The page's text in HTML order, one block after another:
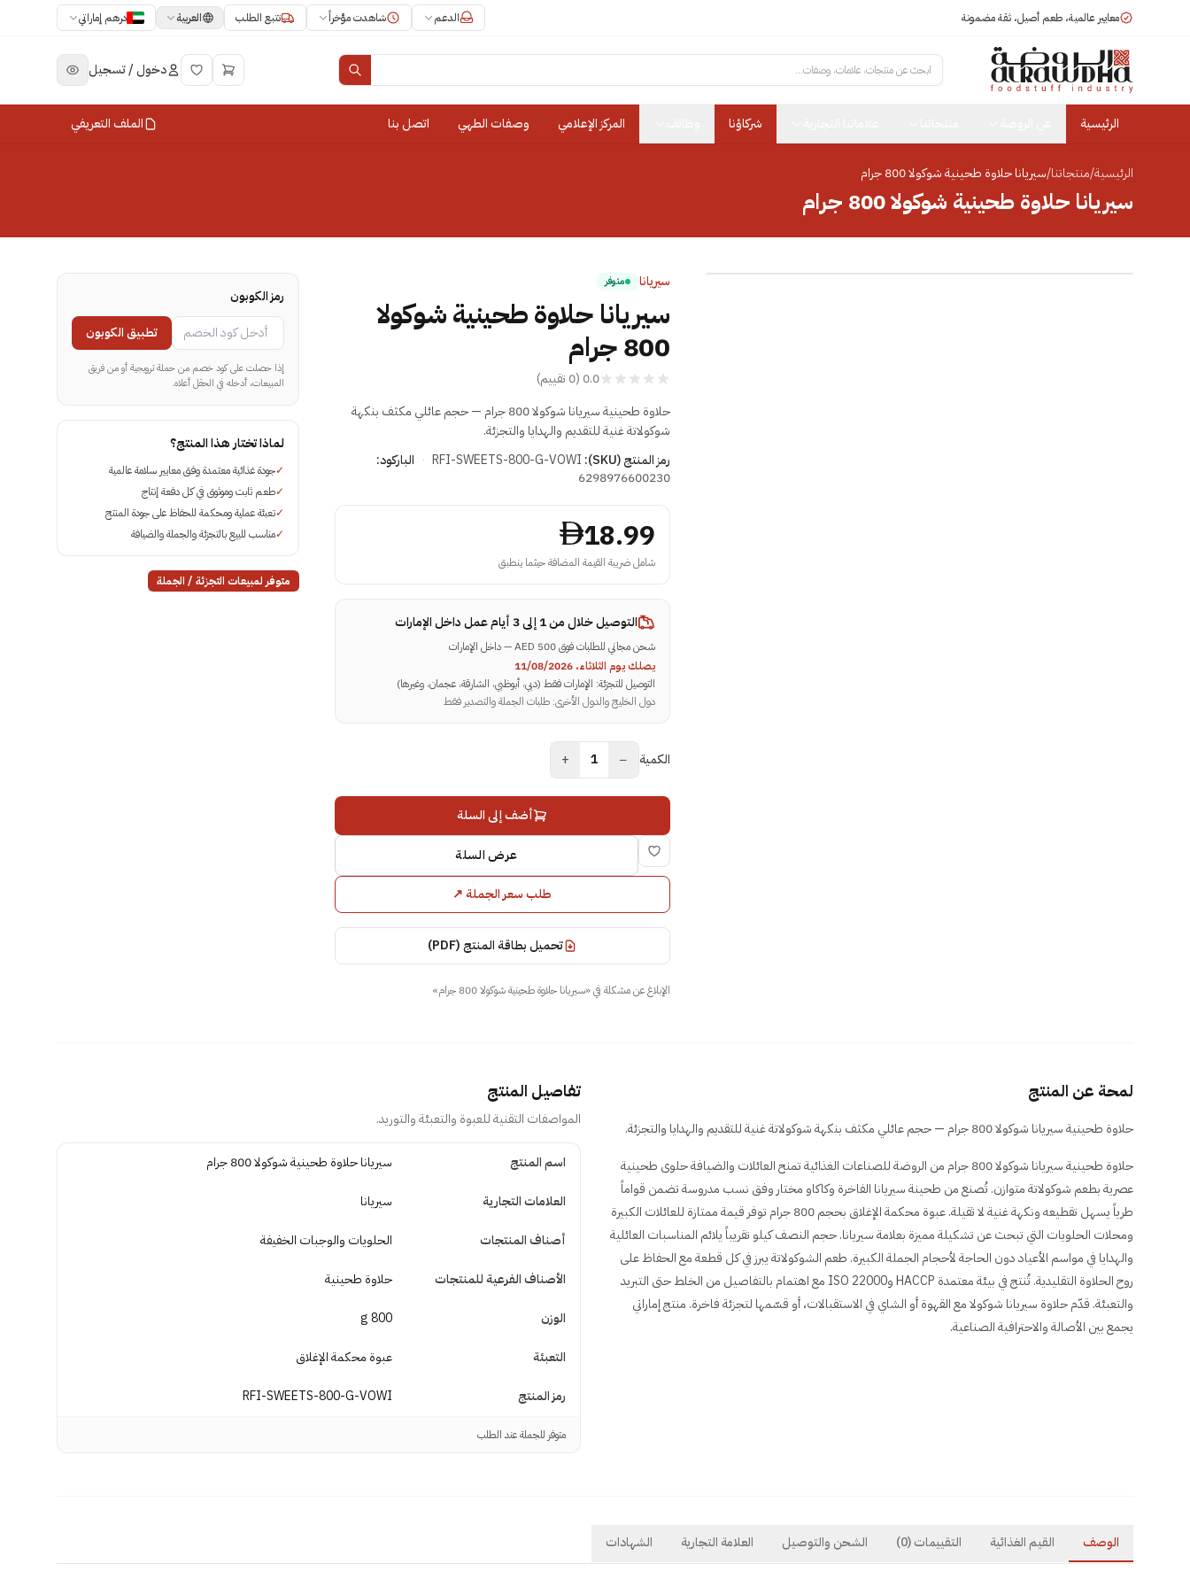
معايير عالمية، طعم أصيل، ثقة مضمونة الدعم شاهدت مؤخراً تتبع الطلب العربية درهم إماراتي
ابحث عن منتجات، علامات، وصفات... دخول / تسجيل
الرئيسية شركاؤنا المركز الإعلامي وصفات الطهي اتصل بنا الملف التعريفي
الرئيسية/منتجاتنا/سيريانا حلاوة طحينية شوكولا 800 جرام
سيريانا حلاوة طحينية شوكولا 800 جرام
سيريانا متوفر
سيريانا حلاوة طحينية شوكولا
800 جرام
0.0
(
0 تقييم)
حلاوة طحينية سيريانا شوكولا 800 جرام — حجم عائلي مكثف بنكهة
شوكولاتة غنية للتقديم والهدايا والتجزئة.
رمز المنتج (SKU):
RFI-SWEETS-800-G-VOWI
· الباركود:
6298976600230
18.99
شامل ضريبة القيمة المضافة حيثما ينطبق
التوصيل خلالمن 1 إلى 3 أيام عمل داخل الإمارات
شحن مجاني للطلبات فوق 500 AED — داخل الإمارات
يصلك يوم الثلاثاء، 11/08/2026
التوصيل للتجزئة: الإمارات فقط (دبي، أبوظبي، الشارقة، عجمان، وغيرها)
دول الخليج والدول الأخرى: طلبات الجملة والتصدير فقط
الكمية −
1
+
أضف إلى السلة
عرض السلة
طلب سعر الجملة↗
تحميل بطاقة المنتج (PDF)
الإبلاغ عن مشكلة في«سيريانا حلاوة طحينية شوكولا 800 جرام »
رمز الكوبون
تطبيق الكوبون
إذا حصلت على كود خصم من حملة ترويجية أو من فريق
المبيعات، أدخله في الحقل أعلاه.
لماذا تختار هذا المنتج؟
✓جودة غذائية معتمدة وفق معايير سلامة عالمية
✓طعم ثابت وموثوق في كل دفعة إنتاج
✓تعبئة عملية ومحكمة للحفاظ على جودة المنتج
✓مناسب للبيع بالتجزئة والجملة والضيافة
متوفر لمبيعات التجزئة / الجملة
لمحة عن المنتج
حلاوة طحينية سيريانا شوكولا 800 جرام — حجم عائلي مكثف بنكهة شوكولاتة غنية للتقديم والهدايا والتجزئة.
حلاوة طحينية سيريانا شوكولا 800 جرام من الروضة للصناعات الغذائية تمنح العائلات والضيافة حلوى طحينية
عصرية بطعم شوكولاتة متوازن. تُصنع من طحينة سيريانا الفاخرة وكاكاو مختار وفق نسب مدروسة تضمن قواماً
طرياً يسهل تقطيعه ونكهة غنية لا ثقيلة. عبوة محكمة الإغلاق بحجم 800 جرام توفر قيمة ممتازة للعائلات الكبيرة
ومحلات الحلويات التي تبحث عن تشكيلة مميزة بعلامة سيريانا. حجم النصف كيلو تقريباً يلائم المناسبات العائلية
والهدايا في مواسم الأعياد دون الحاجة لأحجام الجملة الكبيرة. طعم الشوكولاتة يبرز في كل قطعة مع الحفاظ على
روح الحلاوة التقليدية. تُنتج في بيئة معتمدة HACCP وISO 22000 مع اهتمام بالتفاصيل من الخلط حتى التبريد
والتعبئة. قدّم حلاوة سيريانا شوكولا مع القهوة أو الشاي في الاستقبالات، أو قسّمها لتجزئة فاخرة. منتج إماراتي
يجمع بين الأصالة والاحترافية الصناعية.
تفاصيل المنتج
المواصفات التقنية للعبوة والتعبئة والتوريد.
اسم المنتج سيريانا حلاوة طحينية شوكولا 800 جرام
العلامات التجارية سيريانا
أصناف المنتجات الحلويات والوجبات الخفيفة
الأصناف الفرعية للمنتجات حلاوة طحينية
الوزن 800 g
التعبئة عبوة محكمة الإغلاق
رمز المنتج RFI-SWEETS-800-G-VOWI
متوفر للجملة عند الطلب
الوصف القيم الغذائية التقييمات(0) الشحن والتوصيل العلامة التجارية الشهادات